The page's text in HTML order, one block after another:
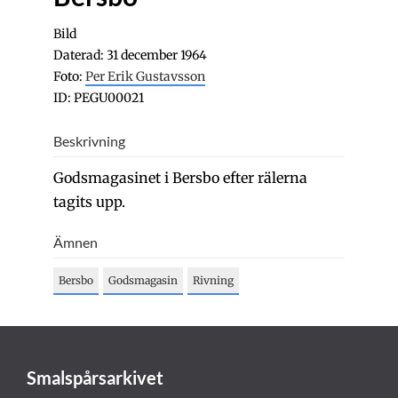
Bild
Daterad: 31 december 1964
Foto: Per Erik Gustavsson
ID: PEGU00021
Beskrivning
Godsmagasinet i Bersbo efter rälerna
tagits upp.
Ämnen
Bersbo Godsmagasin Rivning
Smalspårsarkivet